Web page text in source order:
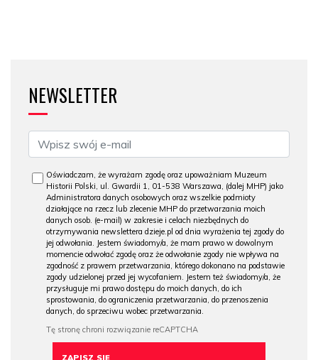
NEWSLETTER
Oświadczam, że wyrażam zgodę oraz upoważniam Muzeum
Historii Polski, ul. Gwardii 1, 01-538 Warszawa, (dalej MHP) jako
Administratora danych osobowych oraz wszelkie podmioty
działające na rzecz lub zlecenie MHP do przetwarzania moich
danych osob. (e-mail) w zakresie i celach niezbędnych do
otrzymywania newslettera dzieje.pl od dnia wyrażenia tej zgody do
jej odwołania. Jestem świadomy/a, że mam prawo w dowolnym
momencie odwołać zgodę oraz że odwołanie zgody nie wpływa na
zgodność z prawem przetwarzania, którego dokonano na podstawie
zgody udzielonej przed jej wycofaniem. Jestem też świadomy/a, że
przysługuje mi prawo dostępu do moich danych, do ich
sprostowania, do ograniczenia przetwarzania, do przenoszenia
danych, do sprzeciwu wobec przetwarzania.